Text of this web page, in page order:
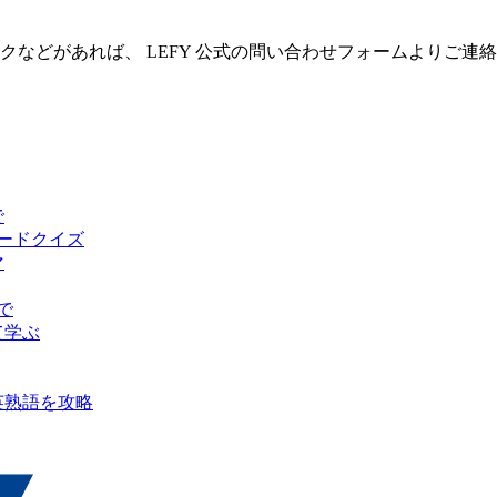
などがあれば、 LEFY 公式の問い合わせフォームよりご連
ドクイズ
ぶ
語を攻略